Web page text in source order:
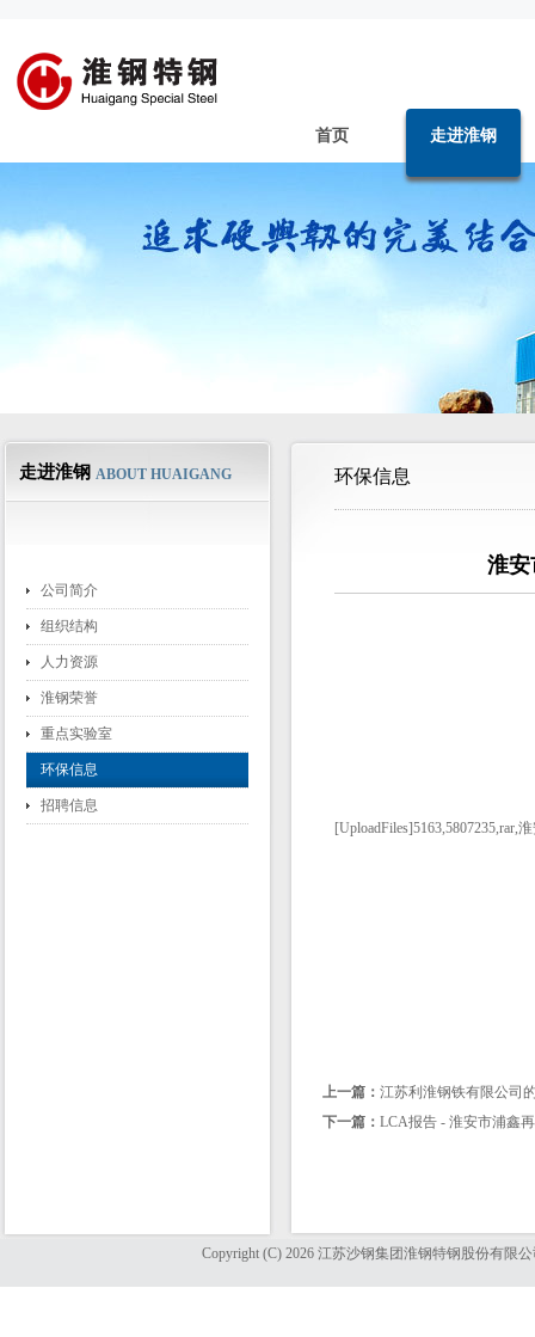
首页 走进淮钢
走进淮钢 ABOUT HUAIGANG
公司简介
组织结构
人力资源
淮钢荣誉
重点实验室
环保信息
招聘信息
环保信息
淮安
上一篇： 江苏利淮钢铁有限公司
下一篇： LCA报告 - 淮安市浦鑫
Copyright (C) 2026 江苏沙钢集团淮钢特钢股份有限